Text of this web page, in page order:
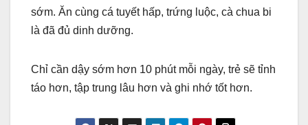
sớm. Ăn cùng cá tuyết hấp, trứng luộc, cà chua bi
là đã đủ dinh dưỡng.
Chỉ cần dậy sớm hơn 10 phút mỗi ngày, trẻ sẽ tỉnh
táo hơn, tập trung lâu hơn và ghi nhớ tốt hơn.